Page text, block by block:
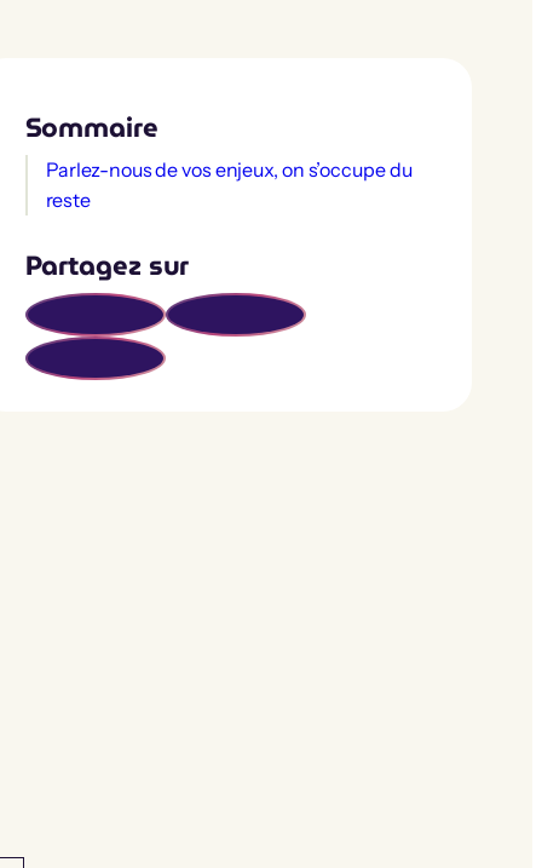
Sommaire
Parlez-nous de vos enjeux, on s’occupe du
reste
Partagez sur